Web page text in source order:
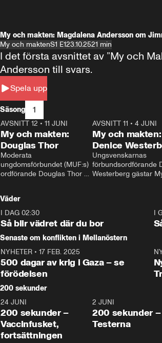
My och makten: Magdalena Andersson om
My och maktenS1 E123.10.2521 min
Spela upp
I det första avsnittet av ”My och
Andersson till svars.
Säsong 1
26:27
AVSNITT 12 • 11 JUNI
My och makten:
Douglas Thor
Moderata
ungdomsförbundet (MUF:s)
ordförande Douglas Thor
tonårsutvisningarna och hur
Moderaterna ska locka
väljare till valet i höst.
AVSNITT 11 •4 JUNI
My och makten:
Denice
Ungsvenskarnas
förbundsordförande
Westerberg gästar
Väder
I DAG 02:30
Så blir vädret där du bor
I
Senaste om konflikten i Mellanöstern
NYHETER • 17 FEB. 2025
500 dagar av krig i Gaza – se
förödelsen
200 sekunder
5:00
24 JUNI
200 sekunder –
Vaccinfusket,
fortsättningen
2 JUNI
200 sekunder –
Testerna